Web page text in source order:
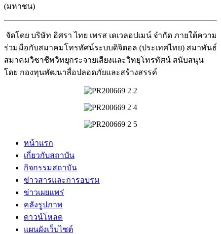
(มหาชน)
จัดโดย บริษัท อิศรา ไทย เพรส เดเวลอปเมน์ จำกัด ภายใต้ความ
ร่วมมือกับสมาคมโทรทัศน์ระบบดิจิตอล (ประเทศไทย) สมาพันธ์
สมาคมวิชาชีพวิทยุกระจายเสียงและวิทยุโทรทัศน์ สนับสนุน
โดย กองทุนพัฒนาสื่อปลอดภัยและสร้างสรรค์
หน้าแรก
เกี่ยวกับสถาบัน
กิจกรรมสถาบัน
ข่าวสารและการอบรม
ข่าวเผยแพร่
คลังรูปภาพ
ดาวน์โหลด
แผนผังเว็บไซต์